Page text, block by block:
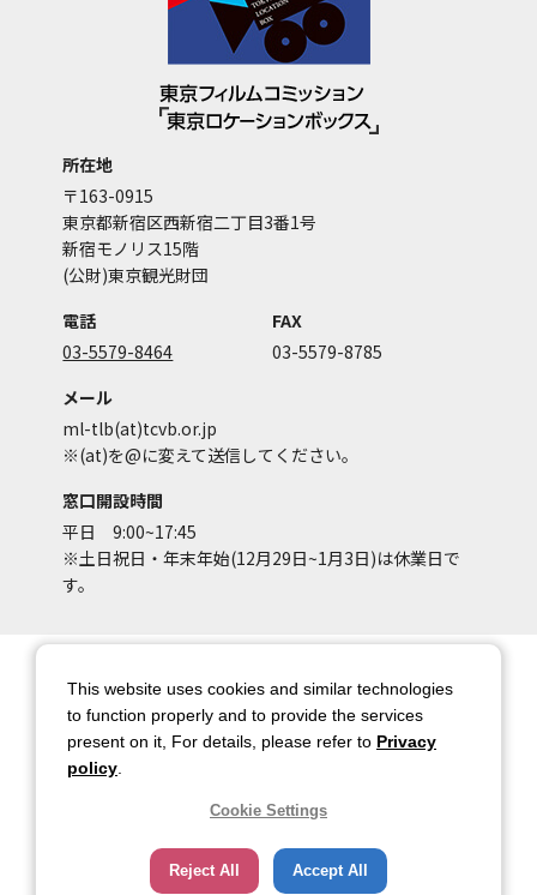
所在地
〒163-0915
東京都新宿区西新宿二丁目3番1号
新宿モノリス15階
(公財)東京観光財団
電話
03-5579-8464
FAX
03-5579-8785
メール
ml-tlb(at)tcvb.or.jp
※(at)を@に変えて送信してください。
窓口開設時間
平日 9:00~17:45
※土日祝日・年末年始(12月29日~1月3日)は休業日で
す。
アカウントポリシー
個人情報保護方針
著作権について
お問い合わせ
都庁総合ページへのリンク
トップページ
This website uses cookies and similar technologies
to function properly and to provide the services
present on it, For details, please refer to Privacy
policy
Cookie Settings
Reject All Accept All